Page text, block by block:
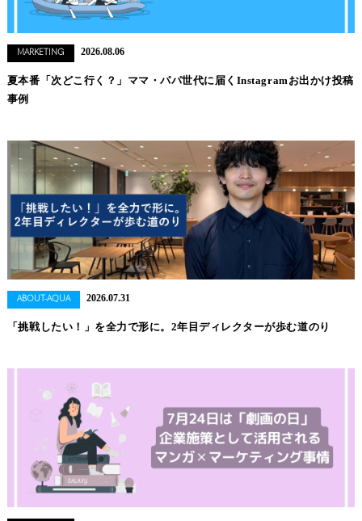
MARKETING 2026.08.06
夏本番「次どこ行く？」ママ・パパ世代に届くInstagramお出かけ投稿
事例
ABOUT-AQUA 2026.07.31
「挑戦したい！」を全力で形に。2年目ディレクターが歩む道のり